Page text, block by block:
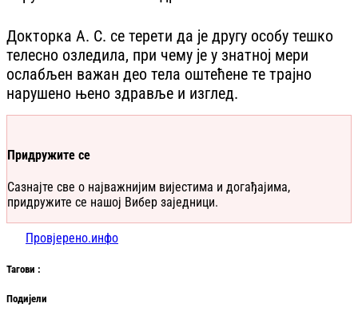
Докторка А. С. се терети да је другу особу тешко
телесно озледила, при чему је у знатној мери
ослабљен важан део тела оштећене те трајно
нарушено њено здравље и изглед.
Придружите се
Сазнајте све о најважнијим вијестима и догађајима,
придружите се нашој Вибер заједници.
Провјерено.инфо
Тагови :
Подијели